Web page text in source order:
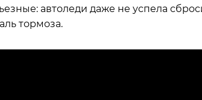
автоледи даже не успела
тормоза.